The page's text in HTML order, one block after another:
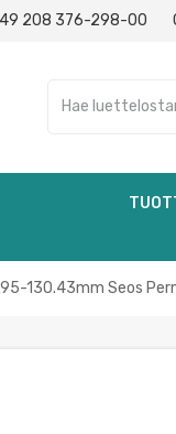
208 376-298-00
130.43mm Seos